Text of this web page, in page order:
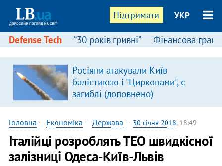
Підтримати УКР
Defense Tech “30 років гривні” Фінансова
Росіяни атакували Київ
балістикою і "Цирконами", є
загиблі (доповнено)
Головна — Економіка — Держава — 30 січня 2018, 18:49
Італійці розроблять ТЕО швидкісної
залізниці Одеса-Київ-Львів